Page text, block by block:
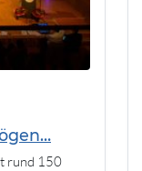
rund 150